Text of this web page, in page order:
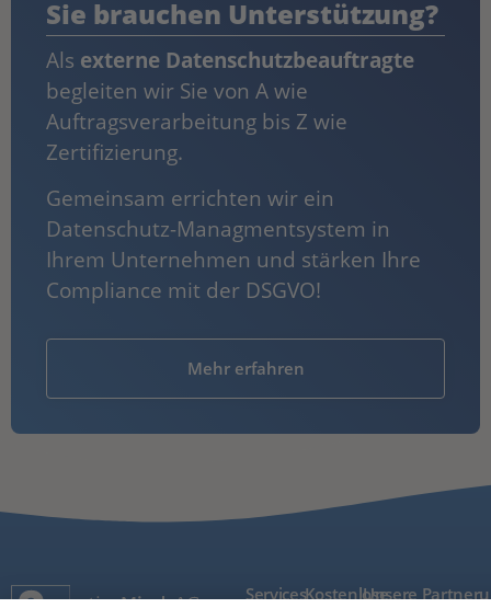
Sie brauchen Unterstützung?
Als externe Datenschutzbeauftragte
begleiten wir Sie von A wie
Auftragsverarbeitung bis Z wie
Zertifizierung.
Gemeinsam errichten wir ein
Datenschutz-Managmentsystem in
Ihrem Unternehmen und stärken Ihre
Compliance mit der DSGVO!
Mehr erfahren
ServicesKostenloseUnsere